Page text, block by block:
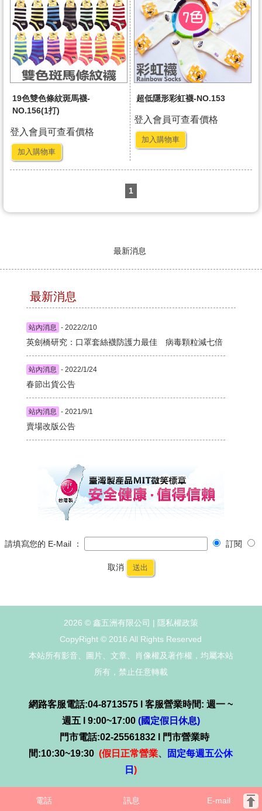
19色雙色條紋斑馬襪-
NO.156(1打)
登入會員可查看價格
加入購物車
超低隱形彩虹襪-NO.153
登入會員可查看價格
加入購物車
1
最新消息
最新消息
站內消息 - 2022/2/10
英劍橋研究：口罩套絲襪防護力最佳 病毒顆粒減七倍
站內消息 - 2022/1/24
春節出貨公告
站內消息 - 2021/9/1
賣場改版公告
請填寫您的 E-Mail ： 訂閱
取消 送出
2026 © 鑫五洲有限公司 | 隱私權政策
CopyRight © 2016 All Rights Reserved
本站所有影音、圖片、文章、肖像權及著作權，均屬本站
所有，禁止任意轉載
網路客服電話:04-8713575 l 客服營業時間: 週一 ~
週五 l 9:00~17:00(國定假日休息)
門市電話:02-25561832 l 門市營業時
間:10:30~19:30(假日正常營業、
固定每週五公休
日)
電話 訊息 E-mail